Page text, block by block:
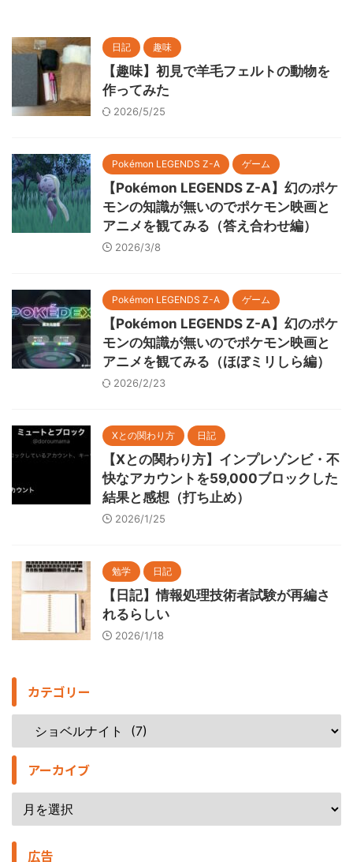
日記 趣味
【趣味】初見で羊毛フェルトの動物を
作ってみた
2026/5/25
Pokémon LEGENDS Z-A ゲーム
【Pokémon LEGENDS Z-A】幻のポケ
モンの知識が無いのでポケモン映画と
アニメを観てみる（答え合わせ編）
2026/3/8
Pokémon LEGENDS Z-A ゲーム
【Pokémon LEGENDS Z-A】幻のポケ
モンの知識が無いのでポケモン映画と
アニメを観てみる（ほぼミリしら編）
2026/2/23
Xとの関わり方 日記
【Xとの関わり方】インプレゾンビ・不
快なアカウントを59,000ブロックした
結果と感想（打ち止め）
2026/1/25
勉学 日記
【日記】情報処理技術者試験が再編さ
れるらしい
2026/1/18
カテゴリー
アーカイブ
広告